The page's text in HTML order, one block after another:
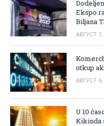
Ekspo
Biljana
АВГУСТ 7,
otkup
АВГУСТ 6,
U 10
Kikinda